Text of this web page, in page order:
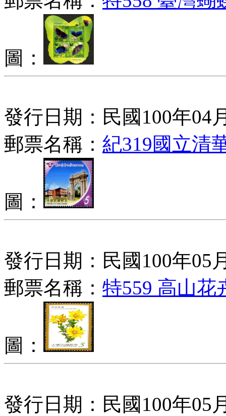
圖：
發行日期：民國100年04
郵票名稱： 紀319國立清
圖：
發行日期：民國100年05
郵票名稱： 特559 高山花
圖：
發行日期：民國100年05